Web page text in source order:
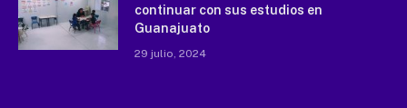
continuar con sus estudios en
Guanajuato
29 julio, 2024